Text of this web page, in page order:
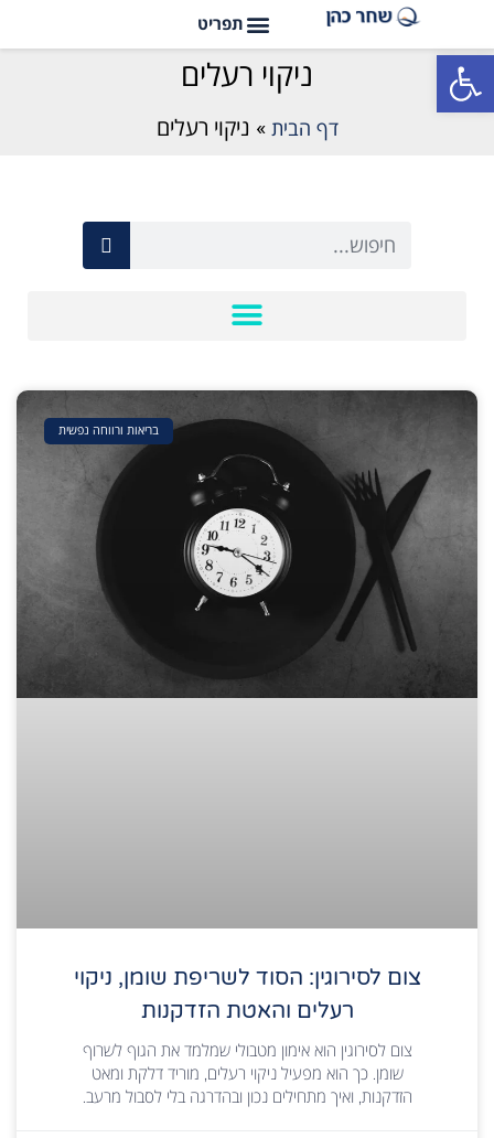
פתח סרגל נגישות ניקוי רעלים
דף הבית » ניקוי רעלים
בריאות ורווחה נפשית
צום לסירוגין: הסוד לשריפת שומן, ניקוי
רעלים והאטת הזדקנות
צום לסירוגין הוא אימון מטבולי שמלמד את הגוף לשרוף
שומן. כך הוא מפעיל ניקוי רעלים, מוריד דלקת ומאט
הזדקנות, ואיך מתחילים נכון ובהדרגה בלי לסבול מרעב.